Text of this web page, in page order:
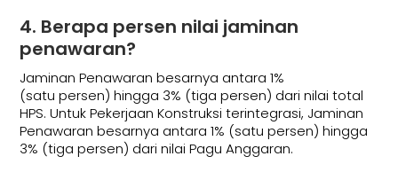
4. Berapa persen nilai jaminan
penawaran?
Jaminan Penawaran besarnya antara 1%
(satu persen) hingga 3% (tiga persen) dari nilai total
HPS. Untuk Pekerjaan Konstruksi terintegrasi, Jaminan
Penawaran besarnya antara 1% (satu persen) hingga
3% (tiga persen) dari nilai Pagu Anggaran.